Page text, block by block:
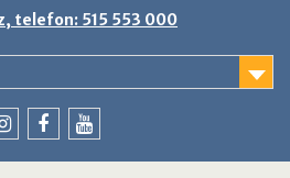
telefon: 515 553 000